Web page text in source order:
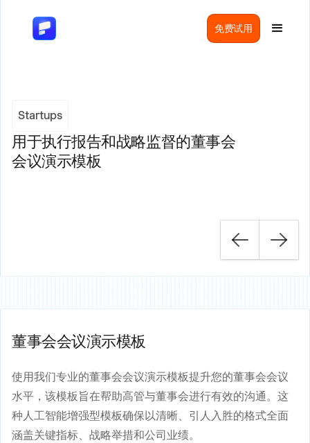
免费试用
Startups
用于执行报告和战略监督的董事会
会议演示模板
董事会会议演示模板
使用我们专业的董事会会议演示模板提升您的董事会会议
水平，该模板旨在帮助高管与董事会进行有效的沟通。这
种人工智能增强型模板确保以清晰、引人入胜的格式全面
涵盖关键指标、战略举措和公司业绩。